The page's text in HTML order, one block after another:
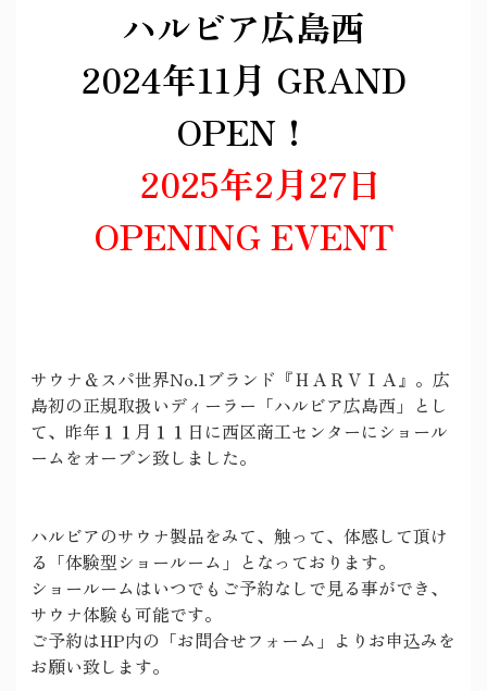
ハルビア広島西
2024年11月 GRAND
OPEN！
2025年2月27日
OPENING EVENT
サウナ＆スパ世界No.1ブランド『ＨＡＲＶＩＡ』。広
島初の正規取扱いディーラー「ハルビア広島西」とし
て、昨年１１月１１日に西区商工センターにショール
ームをオープン致しました。
ハルビアのサウナ製品をみて、触って、体感して頂け
る「体験型ショールーム」となっております。
ショールームはいつでもご予約なしで見る事ができ、
サウナ体験も可能です。
ご予約はHP内の「お問合せフォーム」よりお申込みを
お願い致します。